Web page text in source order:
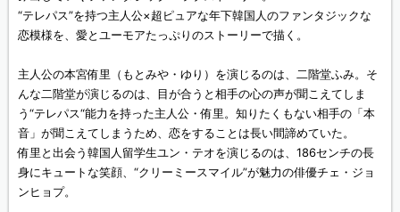
“テレパス”を持つ主人公×超ピュアな年下韓国人のファンタジックな
恋模様を、愛とユーモアたっぷりのストーリーで描く。
主人公の本宮侑里（もとみや・ゆり）を演じるのは、二階堂ふみ。そ
んな二階堂が演じるのは、目が合うと相手の心の声が聞こえてしま
う“テレパス“能力を持った主人公・侑里。知りたくもない相手の「本
音」が聞こえてしまうため、恋をすることは長い間諦めていた。
侑里と出会う韓国人留学生ユン・テオを演じるのは、186センチの長
身にキュートな笑顔、“クリーミースマイル”が魅力の俳優チェ・ジョ
ンヒョプ。